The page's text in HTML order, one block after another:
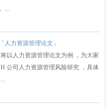
...
人力资源管理论文」
以人力资源管理论文为例 ，为大家
公司人力资源管理风险研究 ，具体